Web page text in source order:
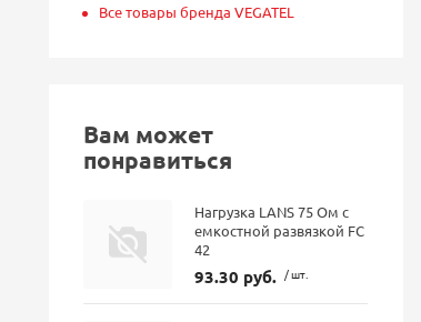
Все товары бренда VEGATEL
Вам может
понравиться
Нагрузка LANS 75 Ом с
емкостной развязкой FC
42
93.30 руб. / шт.